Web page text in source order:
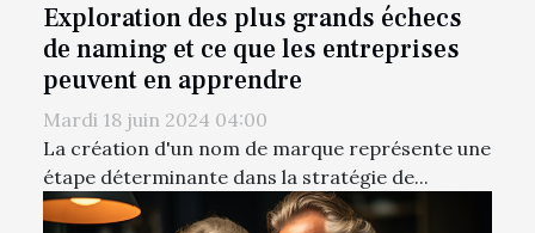
Exploration des plus grands échecs
de naming et ce que les entreprises
peuvent en apprendre
Mardi 18 juin 2024 04:00
La création d'un nom de marque représente une
étape déterminante dans la stratégie de...